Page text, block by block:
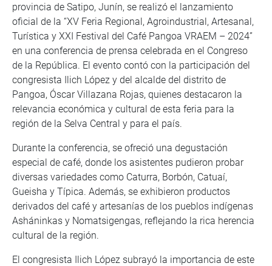
provincia de Satipo, Junín, se realizó el lanzamiento
oficial de la “XV Feria Regional, Agroindustrial, Artesanal,
Turística y XXI Festival del Café Pangoa VRAEM – 2024”
en una conferencia de prensa celebrada en el Congreso
de la República. El evento contó con la participación del
congresista Ilich López y del alcalde del distrito de
Pangoa, Óscar Villazana Rojas, quienes destacaron la
relevancia económica y cultural de esta feria para la
región de la Selva Central y para el país.
Durante la conferencia, se ofreció una degustación
especial de café, donde los asistentes pudieron probar
diversas variedades como Caturra, Borbón, Catuaí,
Gueisha y Típica. Además, se exhibieron productos
derivados del café y artesanías de los pueblos indígenas
Asháninkas y Nomatsigengas, reflejando la rica herencia
cultural de la región.
El congresista Ilich López subrayó la importancia de este